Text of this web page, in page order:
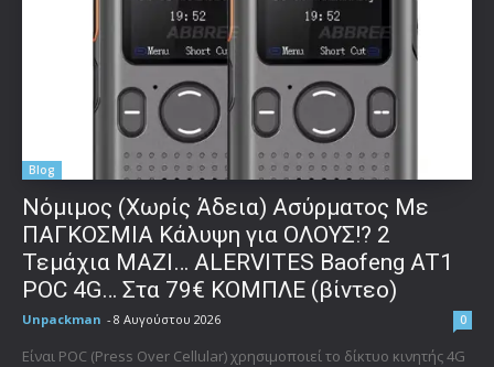
Blog
Νόμιμος (Χωρίς Άδεια) Ασύρματος Με
ΠΑΓΚΟΣΜΙΑ Κάλυψη για ΟΛΟΥΣ!? 2
Τεμάχια ΜΑΖΙ… ALERVITES Baofeng AT1
POC 4G… Στα 79€ ΚΟΜΠΛΕ (βίντεο)
Unpackman - 8 Αυγούστου 2026 0
Είναι POC (Press Over Cellular) χρησιμοποιεί το δίκτυο κινητής 4G